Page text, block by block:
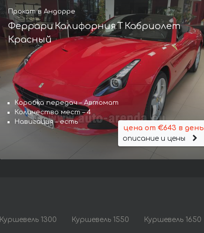
Прокат в Андорре
Феррари Калифорния Т Кабриолет
Красный
Коробка передач – Автомат
Количество мест – 4
Навигация – есть
цена от €643 в день
описание и цены
Куршевель 1300 Куршевель 1550 Куршевель 1650